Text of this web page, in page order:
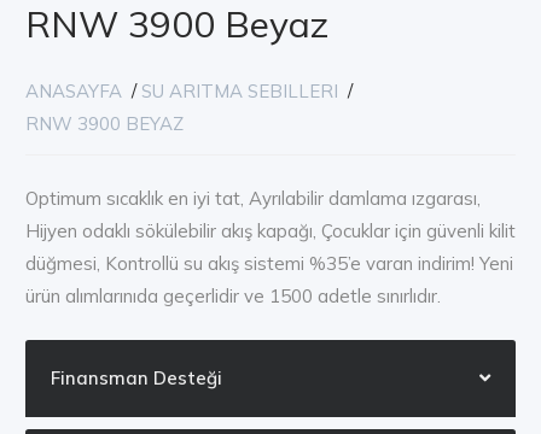
RNW 3900 Beyaz
ANASAYFA / SU ARITMA SEBILLERI /
RNW 3900 BEYAZ
Optimum sıcaklık en iyi tat, Ayrılabilir damlama ızgarası,
Hijyen odaklı sökülebilir akış kapağı, Çocuklar için güvenli kilit
düğmesi, Kontrollü su akış sistemi %35’e varan indirim! Yeni
ürün alımlarınıda geçerlidir ve 1500 adetle sınırlıdır.
Finansman Desteği